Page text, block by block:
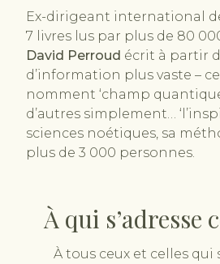
Ex-dirigeant international
7 livres lus par plus de 80
David Perroud écrit à partir
d’information plus vaste –
nomment ‘champ
d’autres simplement…
sciences noétiques, sa
plus de 3 000 personnes.
À qui s’adresse
À tous ceux et celles qui